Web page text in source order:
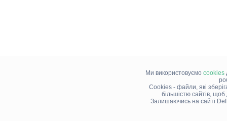
Ми використовуємо cookies
Cookies - файли, які
більшістю сайтів,
Залишаючись на сайті